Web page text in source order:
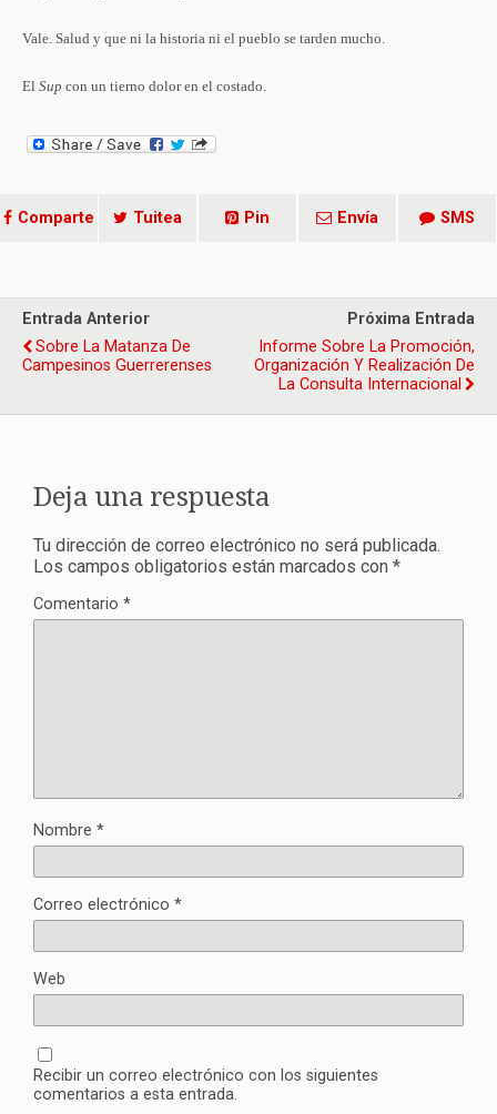
Vale. Salud y que ni la historia ni el pueblo se tarden mucho.
El Sup con un tierno dolor en el costado.
Comparte Tuitea Pin Envía SMS
Entrada Anterior
Sobre La Matanza De
Campesinos Guerrerenses
Próxima Entrada
Informe Sobre La Promoción,
Organización Y Realización De
La Consulta Internacional
Deja una respuesta
Tu dirección de correo electrónico no será publicada.
Los campos obligatorios están marcados con *
Comentario *
Nombre *
Correo electrónico *
Web
Recibir un correo electrónico con los siguientes
comentarios a esta entrada.